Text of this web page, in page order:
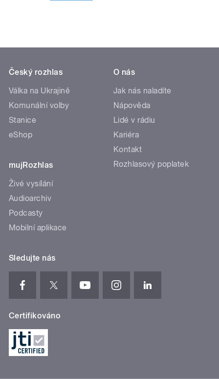
Český rozhlas
Válka na Ukrajině
Komunální volby
Stanice
eShop
mujRozhlas
Živé vysílání
Audioarchiv
Podcasty
Mobilní aplikace
O nás
Jak nás naladíte
Nápověda
Lidé v rádiu
Kariéra
Kontakt
Rozhlasový poplatek
Sledujte nás
Certifikováno